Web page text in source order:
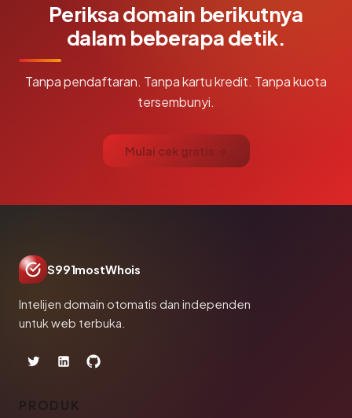
Periksa domain berikutnya
dalam beberapa detik.
Tanpa pendaftaran. Tanpa kartu kredit. Tanpa kuota
tersembunyi.
Mulai cek gratis →
S991mostWhois
Intelijen domain otomatis dan independen
untuk web terbuka.
PRODUK